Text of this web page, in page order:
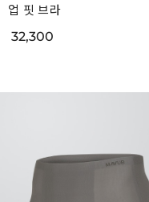
업 핏 브라
32,300